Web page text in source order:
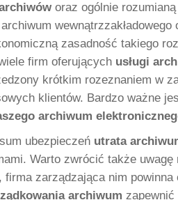
oraz ogólnie
zasadność takiego
firm oferujących usługi
krótkim rozeznaniem w
klientów. Bardzo ważne
archiwum
ubezpieczeń utrata
Warto zwrócić także uwagę
firma zarządzająca nim powinna
archiwum zapewnić